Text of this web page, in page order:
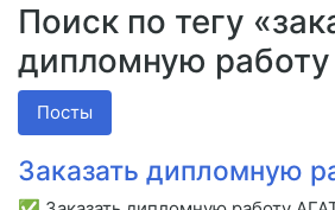
Поиск по тегу
дипломную работу
Посты
Заказать дипломную